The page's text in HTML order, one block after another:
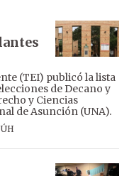
(TEI) publicó la lista
de Decano y
y Ciencias
de Asunción (UNA).